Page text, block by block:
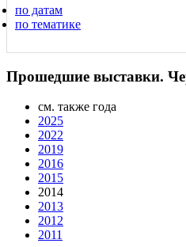
по датам
по тематике
Прошедшие выставки.
см. также года
2025
2022
2019
2016
2015
2014
2013
2012
2011